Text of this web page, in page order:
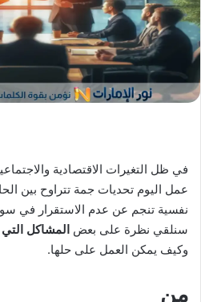
إ
ل
ك
ت
ي
ا
في ظل التغيرات الاقتصادية
عمل اليوم تحديات جمة تتراوح بين
نفسية تنجم عن عدم الاستقرار في
سنلقي نظرة على بعض المشاكل التي
وكيف يمكن العمل على حلها.
من